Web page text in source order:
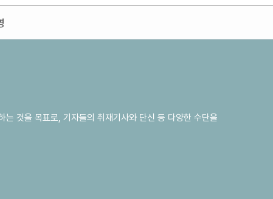
것을 목표로, 기자들의 취재기사와 단신 등 다양한 수단을